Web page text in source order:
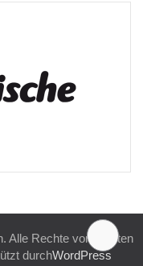
Alle Rechte vorbehalten
durchWordPress